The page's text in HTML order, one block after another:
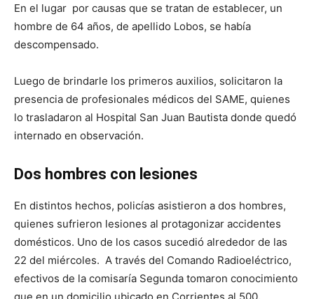
En el lugar por causas que se tratan de establecer, un
hombre de 64 años, de apellido Lobos, se había
descompensado.
Luego de brindarle los primeros auxilios, solicitaron la
presencia de profesionales médicos del SAME, quienes
lo trasladaron al Hospital San Juan Bautista donde quedó
internado en observación.
Dos hombres con lesiones
En distintos hechos, policías asistieron a dos hombres,
quienes sufrieron lesiones al protagonizar accidentes
domésticos. Uno de los casos sucedió alrededor de las
22 del miércoles. A través del Comando Radioeléctrico,
efectivos de la comisaría Segunda tomaron conocimiento